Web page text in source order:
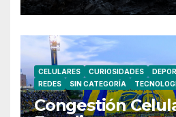
CELULARES CURIOSIDADES
REDES
SIN CATEGORÍA
Congestión